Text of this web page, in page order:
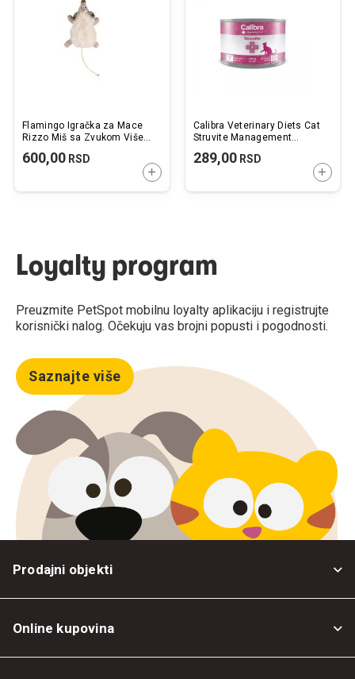
Flamingo Igračka za Mace
Rizzo Miš sa Zvukom Više
600,00 RSD
DODAJTE U KORPU
Calibra Veterinary Diets Cat
Struvite Management
289,00RSD
Loyalty program
Preuzmite PetSpot mobilnu loyalty aplikaciju i registrujte
korisnički nalog. Očekuju vas brojni popusti i pogodnosti.
Saznajte više
Prodajni objekti
Online kupovina